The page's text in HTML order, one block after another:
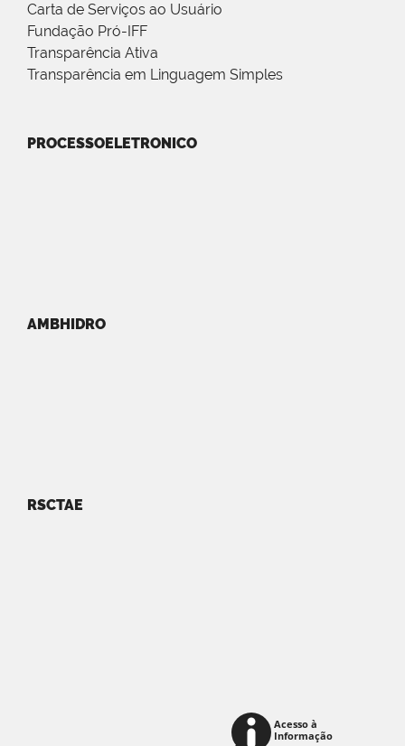
Carta de Serviços ao Usuário
Fundação Pró-IFF
Transparência Ativa
Transparência em Linguagem Simples
PROCESSOELETRONICO
AMBHIDRO
RSCTAE